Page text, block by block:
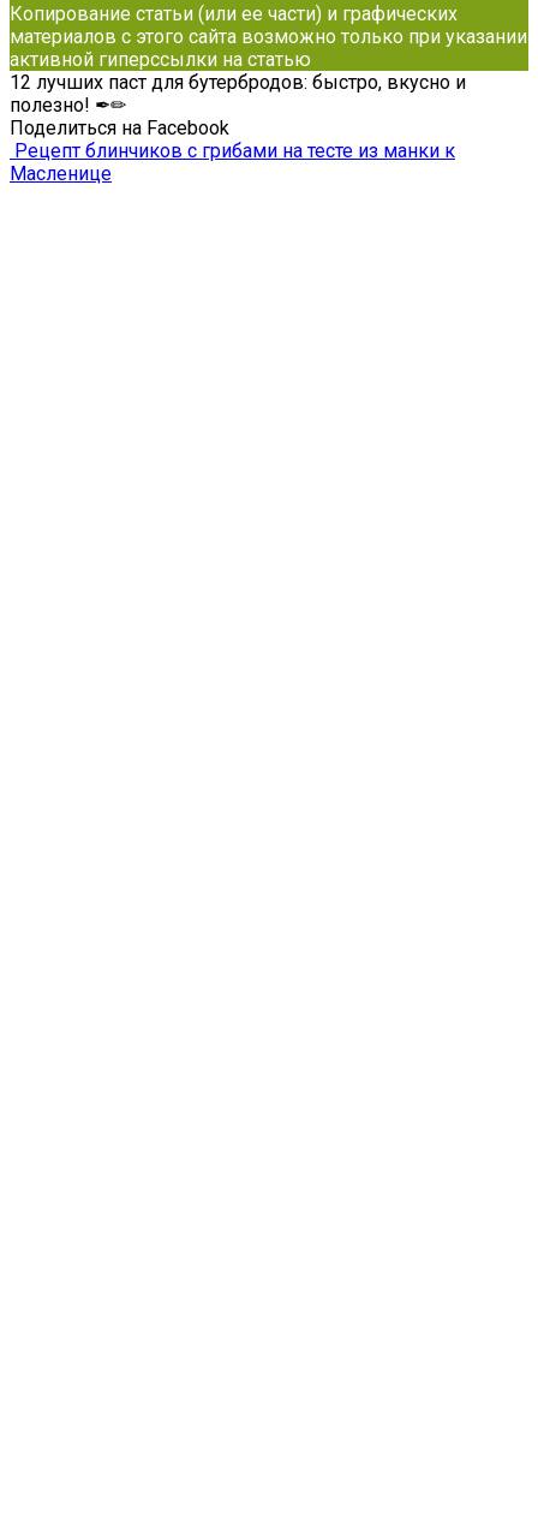
Копирование статьи (или ее части) и графических
материалов с этого сайта возможно только при указании
активной гиперссылки на статью
12 лучших паст для бутербродов: быстро, вкусно и
полезно! ✒✏
Поделиться на Facebook
Рецепт блинчиков с грибами на тесте из манки к
Масленице